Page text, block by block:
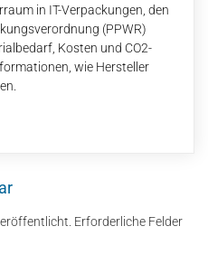
in IT-Verpackungen, den
(PPWR)
Kosten und CO2-
wie Hersteller
Erforderliche Felder